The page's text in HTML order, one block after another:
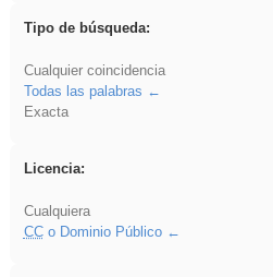
Tipo de búsqueda:
Cualquier coincidencia
Todas las palabras
Exacta
Licencia:
Cualquiera
CCo Dominio Público